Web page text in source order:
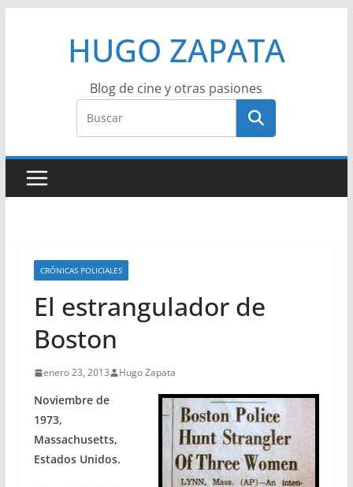
HUGO ZAPATA
Blog de cine y otras pasiones
CRÓNICAS POLICIALES
El estrangulador de
Boston
enero 23, 2013 Hugo Zapata
Noviembre de
1973,
Massachusetts,
Estados Unidos.